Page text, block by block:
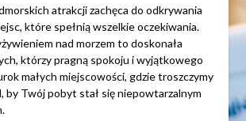
atrakcji zachęca do odkrywania
które spełnią wszelkie oczekiwania.
nad morzem to doskonała
którzy pragną spokoju i wyjątkowego
małych miejscowości, gdzie troszczymy
by Twój pobyt stał się niepowtarzalnym